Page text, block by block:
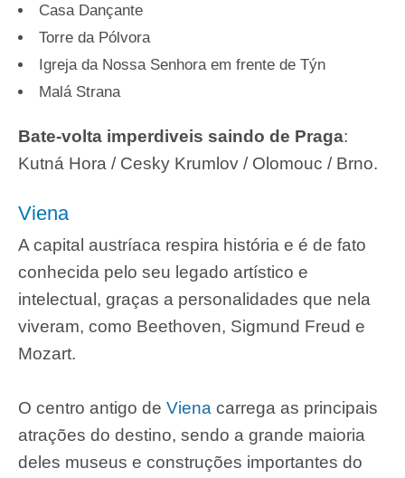
Casa Dançante
Torre da Pólvora
Igreja da Nossa Senhora em frente de Týn
Malá Strana
Bate-volta imperdiveis saindo de Praga:
Kutná Hora / Cesky Krumlov / Olomouc / Brno.
Viena
A capital austríaca respira história e é de fato
conhecida pelo seu legado artístico e
intelectual, graças a personalidades que nela
viveram, como Beethoven, Sigmund Freud e
Mozart.
O centro antigo de Viena carrega as principais
atrações do destino, sendo a grande maioria
deles museus e construções importantes do